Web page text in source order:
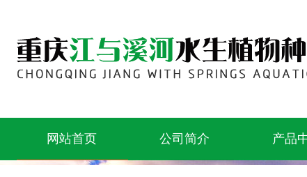
网站首页 公司简介 产品